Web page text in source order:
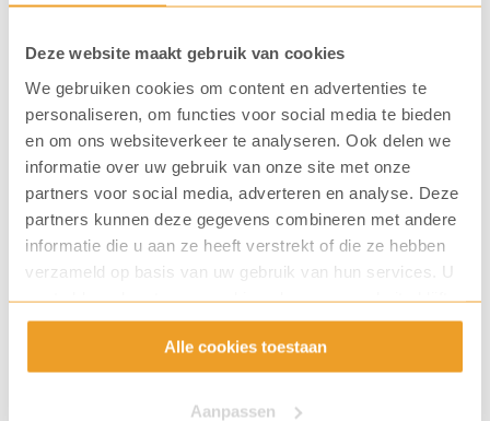
Deze website maakt gebruik van cookies
We gebruiken cookies om content en advertenties te
personaliseren, om functies voor social media te bieden
en om ons websiteverkeer te analyseren. Ook delen we
informatie over uw gebruik van onze site met onze
partners voor social media, adverteren en analyse. Deze
partners kunnen deze gegevens combineren met andere
informatie die u aan ze heeft verstrekt of die ze hebben
verzameld op basis van uw gebruik van hun services. U
gaat akkoord met onze cookies als u onze website blijft
gebruiken.
Alle cookies toestaan
Aanpassen
hier bent u geheel vrij in uw keuze voor
producten en bijhorende verkoopprijzen.
Naar een koopautomaat
3. Full service vending